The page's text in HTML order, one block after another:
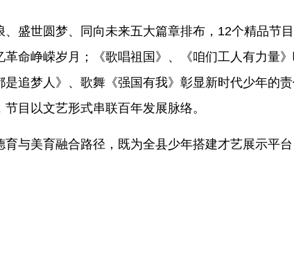
盛世圆梦、同向未来五大篇章排布， 12个精品节
命峥嵘岁月；《歌唱祖国》、《咱们工人有力量
追梦人》、歌舞《强国有我》彰显新时代少年的
目以文艺形式串联百年发展脉络。
与美育融合路径，既为全县少年搭建才艺展示平